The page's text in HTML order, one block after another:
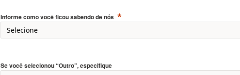
Informe como você ficou sabendo de nós
Se você selecionou “Outro”, especifique